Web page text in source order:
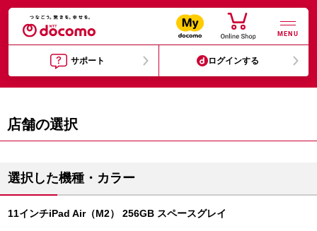
MENU
サポート ログインする
店舗の選択
選択した機種・カラー
11インチiPad Air（M2） 256GB スペースグレイ